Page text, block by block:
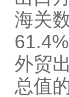
海关
外贸
总值